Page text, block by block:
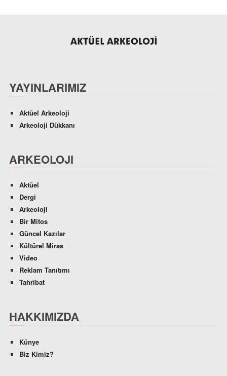
YAYINLARIMIZ
Aktüel Arkeoloji
Arkeoloji Dükkanı
ARKEOLOJI
Aktüel
Dergi
Arkeoloji
Bir Mitos
Güncel Kazılar
Kültürel Miras
Video
Reklam Tanıtımı
Tahribat
HAKKIMIZDA
Künye
Biz Kimiz?